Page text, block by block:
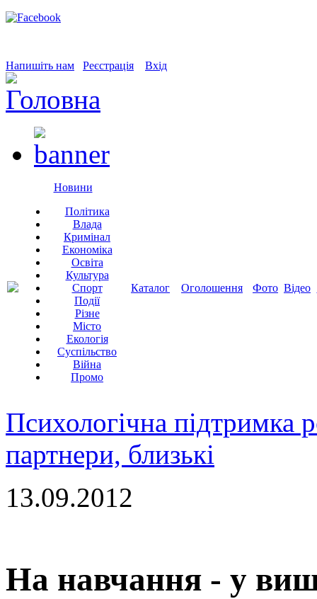
Напишіть нам Реєстрація Вхід
Новини
Політика
Влада
Кримінал
Економіка
Освіта
Культура
Спорт
Події
Різне
Місто
Екологія
Суспільство
Війна
Промо
Каталог Оголошення Фото Відео
Психологічна підтримка
партнери, близькі
13.09.2012
На навчання - у